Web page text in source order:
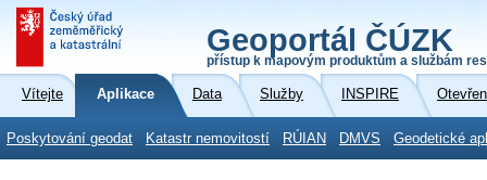
Geoportál ČÚZK
přístup k mapovým produktům a službám
Vítejte Aplikace Data Služby INSPIRE
Poskytování geodat Katastr nemovitostí RÚIAN DMVS Geodetické